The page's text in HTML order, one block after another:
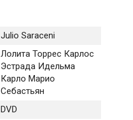
Julio Saraceni
Лолита Торрес Карлос
Эстрада Идельма
Карло Марио
Себастьян
DVD